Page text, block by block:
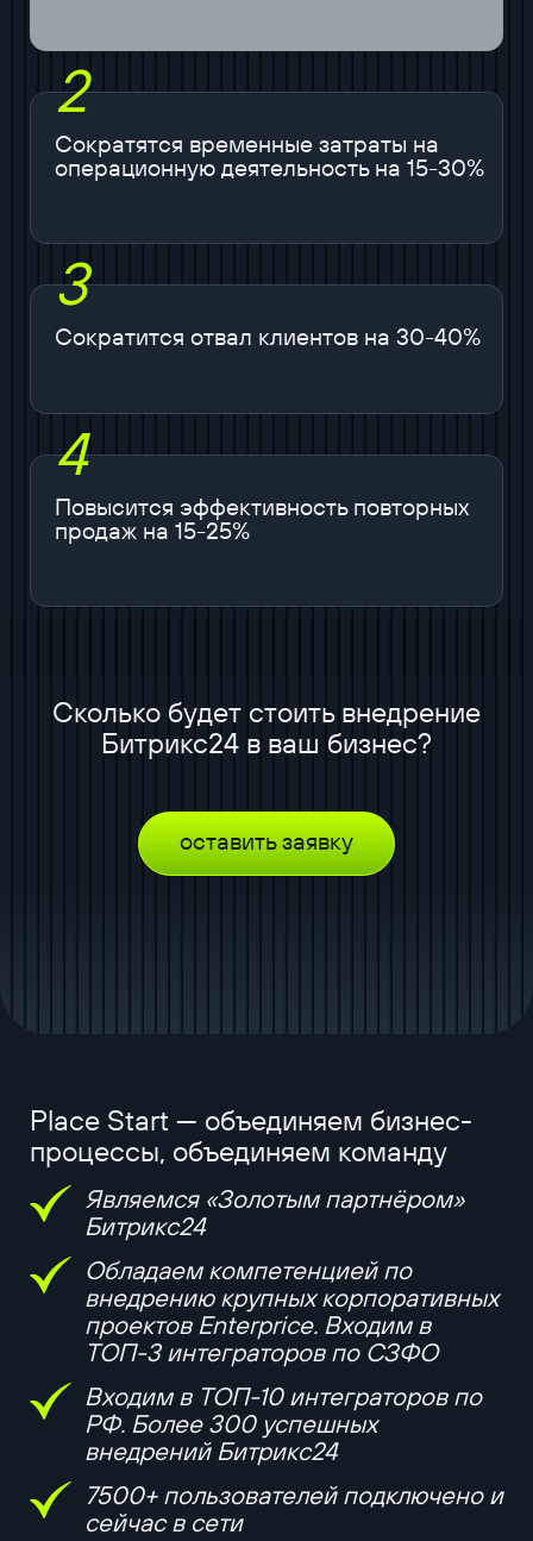
2
Сократятся временные затраты на
операционную деятельность на 15-30%
3
Сократится отвал клиентов на 30-40%
4
Повысится эффективность повторных
продаж на 15-25%
Сколько будет стоить внедрение
Битрикс24 в ваш бизнес?
оставить заявку
Place Start — объединяем бизнес-
процессы, объединяем команду
Являемся «Золотым партнёром»
Битрикс24
Обладаем компетенцией по
внедрению крупных корпоративных
проектов Enterprice. Входим в
ТОП-3 интеграторов по СЗФО
Входим в ТОП-10 интеграторов по
РФ. Более 300 успешных
внедрений Битрикс24
7500+ пользователей подключено и
сейчас в сети